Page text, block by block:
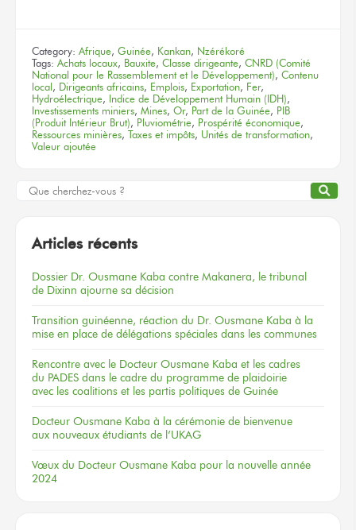
Category: Afrique, Guinée, Kankan, Nzérékoré
Tags: Achats locaux, Bauxite, Classe dirigeante, CNRD (Comité
National pour le Rassemblement et le Développement), Contenu
local , Dirigeants africains, Emplois, Exportation, Fer,
Hydroélectrique, Indice de Développement Humain (IDH),
Investissements miniers, Mines, Or, Part de la Guinée, PIB
(Produit Intérieur Brut), Pluviométrie, Prospérité économique,
Ressources minières, Taxes et impôts, Unités de transformation,
Valeur ajoutée
Articles récents
Dossier Dr. Ousmane Kaba contre Makanera, le tribunal
de Dixinn ajourne sa décision
Transition guinéenne, réaction du Dr. Ousmane Kaba à la
mise en place de délégations spéciales dans les communes
Rencontre avec le Docteur Ousmane Kaba et les cadres
du PADES dans le cadre du programme de plaidoirie
avec les coalitions et les partis politiques de Guinée
Docteur Ousmane Kaba à la cérémonie de bienvenue
aux nouveaux étudiants de l’UKAG
Vœux du Docteur Ousmane Kaba pour la nouvelle année
2024